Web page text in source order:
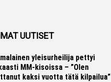
UUTISET
yleisurheilija pettyi
MM-kisoissa – ”Olen
kaksi vuotta tätä kilpailua”